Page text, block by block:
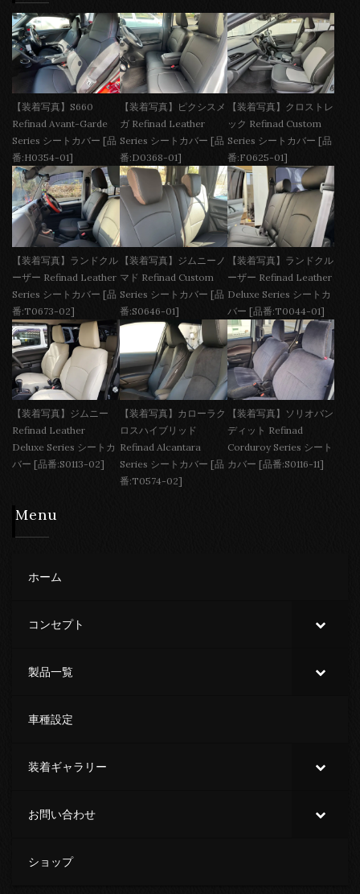
【装着写真】S660
Refinad Avant-Garde
Series シートカバー [品
番:H0354-01]
【装着写真】ピクシスメ
ガ Refinad Leather
Series シートカバー [品
番:D0368-01]
【装着写真】クロストレ
ック Refinad Custom
Series シートカバー [品
番:F0625-01]
【装着写真】ランドクル
ーザー Refinad Leather
Series シートカバー [品
番:T0673-02]
【装着写真】ジムニーノ
マド Refinad Custom
Series シートカバー [品
番:S0646-01]
【装着写真】ランドクル
ーザー Refinad Leather
Deluxe Series シートカ
バー [品番:T0044-01]
【装着写真】ジムニー
Refinad Leather
Deluxe Series シートカ
バー [品番:S0113-02]
【装着写真】カローラク
ロスハイブリッド
Refinad Alcantara
Series シートカバー [品
番:T0574-02]
【装着写真】ソリオバン
ディット Refinad
Corduroy Series シート
カバー [品番:S0116-11]
Menu
ホーム
コンセプト
製品一覧
車種設定
装着ギャラリー
お問い合わせ
ショップ